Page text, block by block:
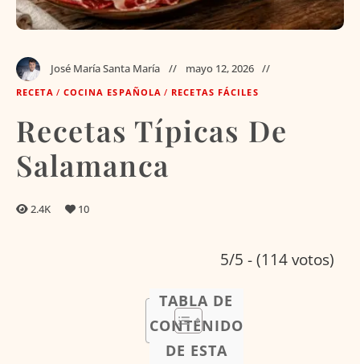
José María Santa María mayo 12, 2026
RECETA / COCINA ESPAÑOLA / RECETAS FÁCILES
Recetas Típicas De
Salamanca
2.4K 10
5/5 - (114 votos)
TABLA DE
CONTENIDO
DE ESTA